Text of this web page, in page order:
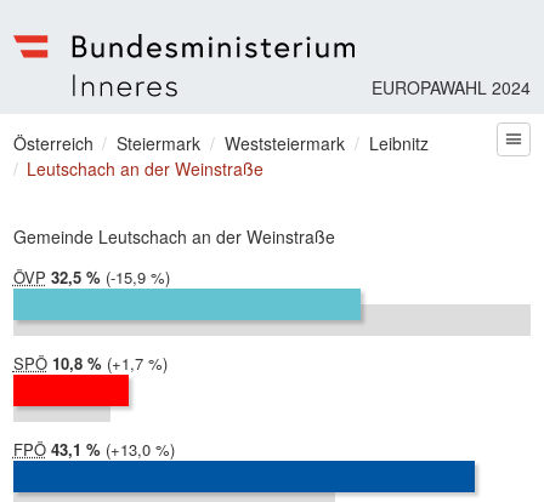
EUROPAWAHL 2024
Sie befinden sich hier
Österreich Steiermark Weststeiermark
Leibnitz
Leutschach an der Weinstraße
Gemeinde Leutschach an der Weinstraße
ÖVP 2024:
32,5 %
2019:
48,4 %
Differenz:
-15,9 %
SPÖ 2024:
10,8 %
2019:
9,1 %
Differenz:
+1,7 %
FPÖ 2024:
43,1 %
2019:
30,1 %
Differenz:
+13,0 %